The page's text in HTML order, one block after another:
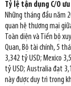
Tỷ lệ tận dụng C/O
Những tháng đầu năm
quan hệ thương mại
Toàn diện và Tiến bộ
Quan, Bộ tài chính, 5
3,342 tỷ USD; Mexico
tỷ USD; Australia đạt
này được duy trì trong